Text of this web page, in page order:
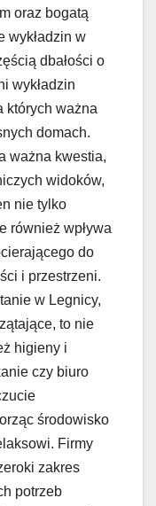
oraz bogatą
wykładzin w
dbałości o
wykładzin
których ważna
domach.
ważna kwestia,
widoków,
nie tylko
również wpływa
do
i przestrzeni.
w Legnicy,
to nie
higieny i
czy biuro
środowisko
Firmy
zakres
potrzeb